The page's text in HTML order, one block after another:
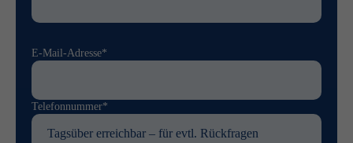
E-Mail-Adresse*
Telefonnummer*